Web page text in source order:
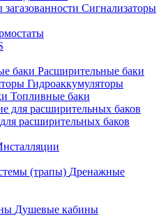
Сигнализаторы
Расширительные баки
Гидроаккумуляторы
Топливные баки
расширительных баков
Дренажные
Душевые кабины